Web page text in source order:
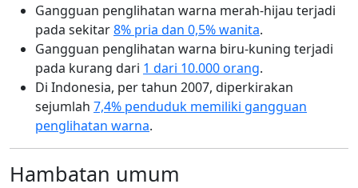
Gangguan penglihatan warna merah-hijau terjadi
pada sekitar8% pria dan 0,5% wanita.
Gangguan penglihatan warna biru-kuning terjadi
pada kurang dari 1 dari 10.000 orang.
Di Indonesia, per tahun 2007, diperkirakan
sejumlah 7,4% penduduk memiliki gangguan
penglihatan warna.
Hambatan umum